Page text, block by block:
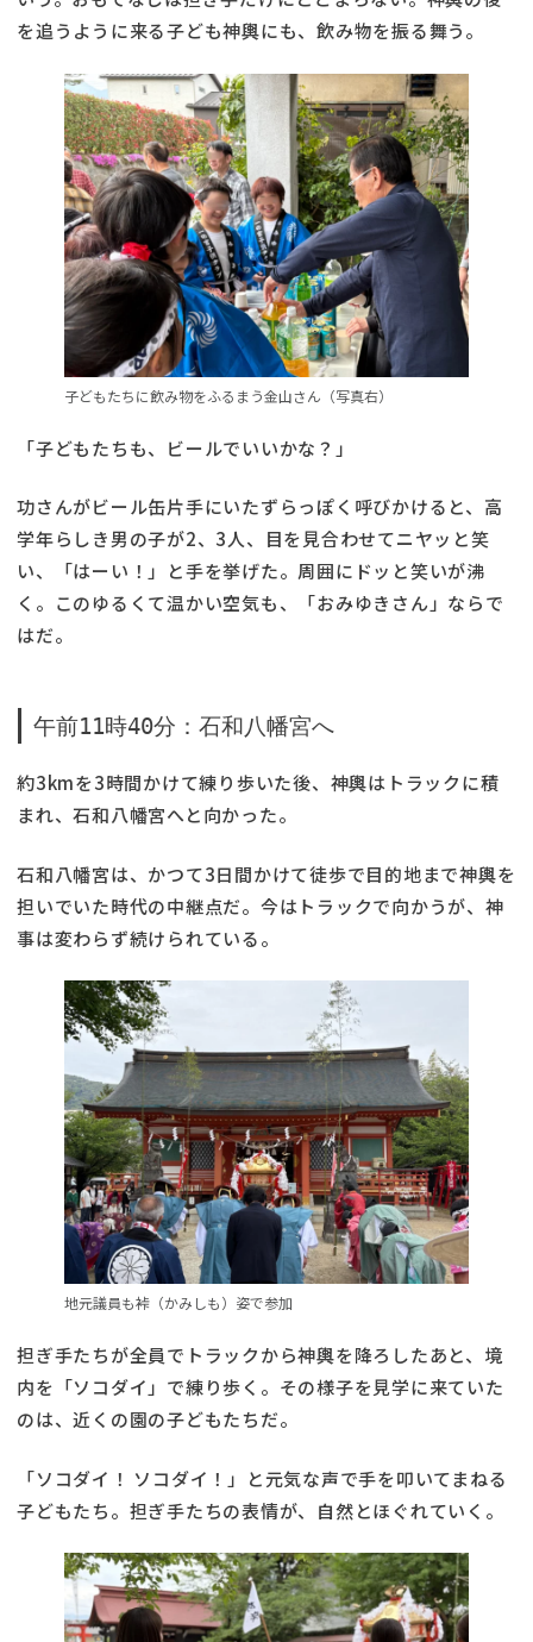
を追うように来る子ども神輿にも、飲み物を振る舞う。
子どもたちに飲み物をふるまう金山さん（写真右）
「子どもたちも、ビールでいいかな？」
功さんがビール缶片手にいたずらっぽく呼びかけると、高
学年らしき男の子が2、3人、目を見合わせてニヤッと笑
い、「はーい！」と手を挙げた。周囲にドッと笑いが沸
く。このゆるくて温かい空気も、「おみゆきさん」ならで
はだ。
午前11時40分：石和八幡宮へ
約3kmを3時間かけて練り歩いた後、神輿はトラックに積
まれ、石和八幡宮へと向かった。
石和八幡宮は、かつて3日間かけて徒歩で目的地まで神輿を
担いでいた時代の中継点だ。今はトラックで向かうが、神
事は変わらず続けられている。
地元議員も裃（かみしも）姿で参加
担ぎ手たちが全員でトラックから神輿を降ろしたあと、境
内を「ソコダイ」で練り歩く。その様子を見学に来ていた
のは、近くの園の子どもたちだ。
「ソコダイ！ ソコダイ！」と元気な声で手を叩いてまねる
子どもたち。担ぎ手たちの表情が、自然とほぐれていく。